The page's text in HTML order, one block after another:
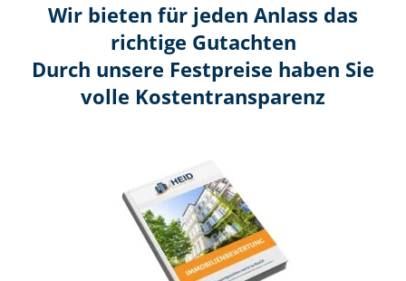
Wir bieten für jeden Anlass das
richtige Gutachten
Durch unsere Festpreise haben Sie
volle Kosten­transparenz